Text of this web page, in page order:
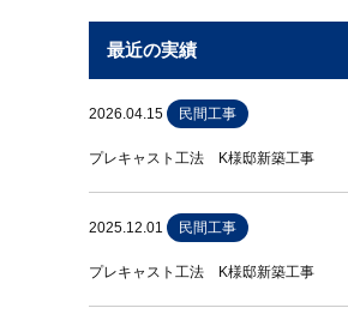
最近の実績
2026.04.15 民間工事
プレキャスト工法 K様邸新築工事
2025.12.01 民間工事
プレキャスト工法 K様邸新築工事